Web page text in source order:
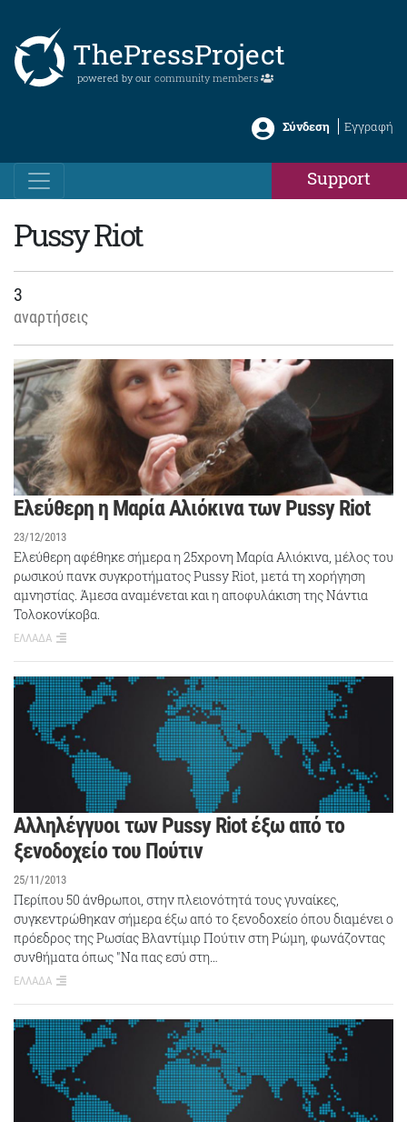
ThePressProject
powered by our community members
Σύνδεση Εγγραφή
Support
Pussy Riot
3
αναρτήσεις
Ελεύθερη η Μαρία Αλιόκινα των Pussy Riot
23/12/2013
Ελεύθερη αφέθηκε σήμερα η 25χρονη Μαρία Αλιόκινα, μέλος του
ρωσικού πανκ συγκροτήματος Pussy Riot, μετά τη χορήγηση
αμνηστίας. Άμεσα αναμένεται και η αποφυλάκιση της Νάντια
Τολοκονίκοβα.
ΕΛΛΑΔΑ
Αλληλέγγυοι των Pussy Riot έξω από το
ξενοδοχείο του Πούτιν
25/11/2013
Περίπου 50 άνθρωποι, στην πλειονότητά τους γυναίκες,
συγκεντρώθηκαν σήμερα έξω από το ξενοδοχείο όπου διαμένει ο
πρόεδρος της Ρωσίας Βλαντίμιρ Πούτιν στη Ρώμη, φωνάζοντας
συνθήματα όπως "Να πας εσύ στη…
ΕΛΛΑΔΑ